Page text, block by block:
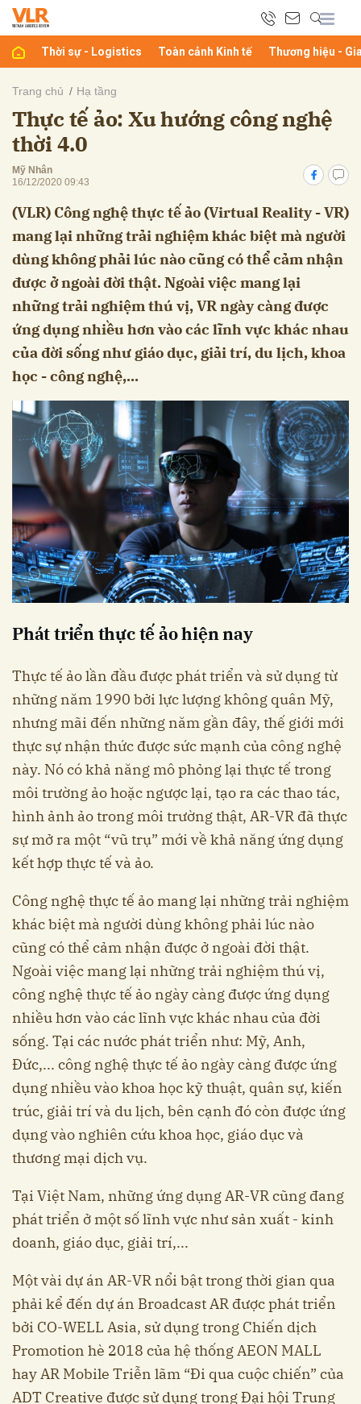
Thời sự - Logistics Toàn cảnh Kinh tế Thương hiệu -
Trang chủ Hạ tầng
Thực tế ảo: Xu hướng công nghệ
thời 4.0
Mỹ Nhân
16/12/2020 09:43
(VLR) Công nghệ thực tế ảo (Virtual Reality - VR)
mang lại những trải nghiệm khác biệt mà người
dùng không phải lúc nào cũng có thể cảm nhận
được ở ngoài đời thật. Ngoài việc mang lại
những trải nghiệm thú vị, VR ngày càng được
ứng dụng nhiều hơn vào các lĩnh vực khác nhau
của đời sống như giáo dục, giải trí, du lịch, khoa
học - công nghệ,...
Phát triển thực tế ảo hiện nay
Thực tế ảo lần đầu được phát triển và sử dụng từ
những năm 1990 bởi lực lượng không quân Mỹ,
nhưng mãi đến những năm gần đây, thế giới mới
thực sự nhận thức được sức mạnh của công nghệ
này. Nó có khả năng mô phỏng lại thực tế trong
môi trường ảo hoặc ngược lại, tạo ra các thao tác,
hình ảnh ảo trong môi trường thật, AR-VR đã thực
sự mở ra một “vũ trụ” mới về khả năng ứng dụng
kết hợp thực tế và ảo.
Công nghệ thực tế ảo mang lại những trải nghiệm
khác biệt mà người dùng không phải lúc nào
cũng có thể cảm nhận được ở ngoài đời thật.
Ngoài việc mang lại những trải nghiệm thú vị,
công nghệ thực tế ảo ngày càng được ứng dụng
nhiều hơn vào các lĩnh vực khác nhau của đời
sống. Tại các nước phát triển như: Mỹ, Anh,
Đức,... công nghệ thực tế ảo ngày càng được ứng
dụng nhiều vào khoa học kỹ thuật, quân sự, kiến
trúc, giải trí và du lịch, bên cạnh đó còn được ứng
dụng vào nghiên cứu khoa học, giáo dục và
thương mại dịch vụ.
Tại Việt Nam, những ứng dụng AR-VR cũng đang
phát triển ở một số lĩnh vực như sản xuất - kinh
doanh, giáo dục, giải trí,...
Một vài dự án AR-VR nổi bật trong thời gian qua
phải kể đến dự án Broadcast AR được phát triển
bởi CO-WELL Asia, sử dụng trong Chiến dịch
Promotion hè 2018 của hệ thống AEON MALL
hay AR Mobile Triễn lãm “Đi qua cuộc chiến” của
ADT Creative được sử dụng trong Đại hội Trung
luận
Hủy